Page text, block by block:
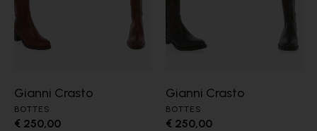
Gianni Crasto
BOTTES
€ 250,00
Gianni Crasto
BOTTES
€ 250,00